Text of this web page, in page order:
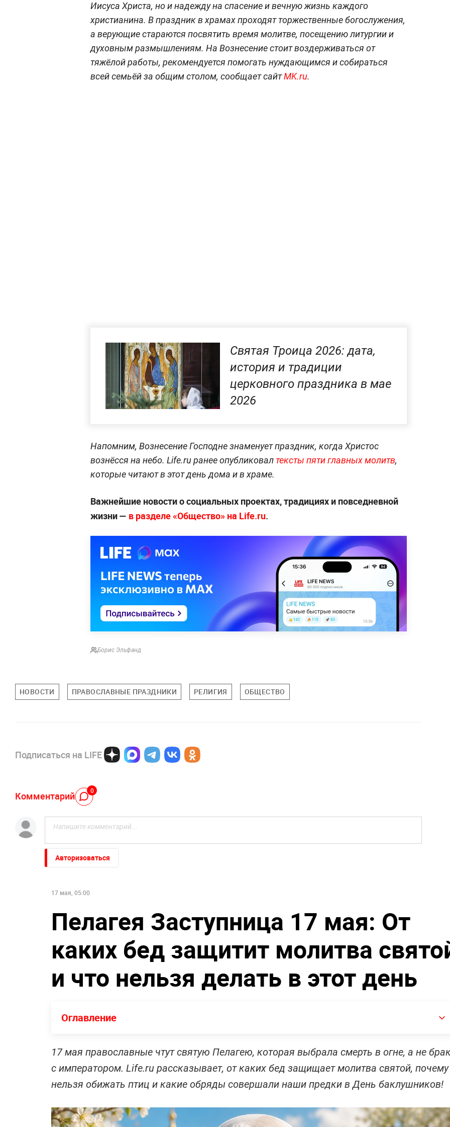
Иисуса Христа, но и надежду на спасение и вечную жизнь каждого
христианина. В праздник в храмах проходят торжественные богослужения,
а верующие стараются посвятить время молитве, посещению литургии и
духовным размышлениям. На Вознесение стоит воздерживаться от
тяжёлой работы, рекомендуется помогать нуждающимся и собираться
всей семьёй за общим столом, сообщает сайтMK.ru.
Святая Троица 2026: дата,
история и традиции
церковного праздника в мае
2026
Напомним, Вознесение Господне знаменует праздник, когда Христос
вознёсся на небо. Life.ru ранее опубликовал тексты пяти главных молитв,
которые читают в этот день дома и в храме.
Важнейшие новости о социальных проектах, традициях и повседневной
жизни — в разделе «Общество» на Life.ru.
Борис Эльфанд
НОВОСТИ ПРАВОСЛАВНЫЕ ПРАЗДНИКИ РЕЛИГИЯ ОБЩЕСТВО
Подписаться на LIFE
Комментарий 0
Авторизоваться
17 мая, 05:00
Пелагея Заступница 17 мая: От
каких бед защитит молитва
и что нельзя делать в этот день
Оглавление
17 мая православные чтут святую Пелагею, которая выбрала смерть в огне, а не
с императором. Life.ru рассказывает, от каких бед защищает молитва святой, почему
нельзя обижать птиц и какие обряды совершали наши предки в День баклушников!